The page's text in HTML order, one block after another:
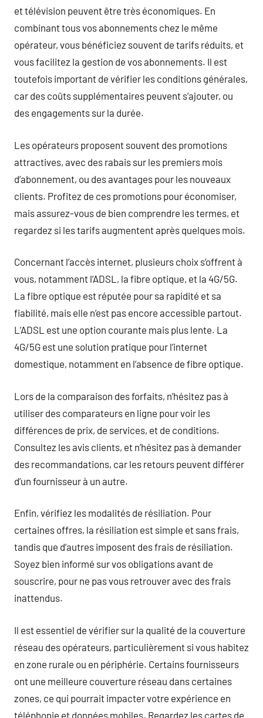
et télévision peuvent être très économiques. En
combinant tous vos abonnements chez le même
opérateur, vous bénéficiez souvent de tarifs réduits, et
vous facilitez la gestion de vos abonnements. Il est
toutefois important de vérifier les conditions générales,
car des coûts supplémentaires peuvent s’ajouter, ou
des engagements sur la durée.
Les opérateurs proposent souvent des promotions
attractives, avec des rabais sur les premiers mois
d’abonnement, ou des avantages pour les nouveaux
clients. Profitez de ces promotions pour économiser,
mais assurez-vous de bien comprendre les termes, et
regardez si les tarifs augmentent après quelques mois.
Concernant l’accès internet, plusieurs choix s’offrent à
vous, notamment l’ADSL, la fibre optique, et la 4G/5G.
La fibre optique est réputée pour sa rapidité et sa
fiabilité, mais elle n’est pas encore accessible partout.
L’ADSL est une option courante mais plus lente. La
4G/5G est une solution pratique pour l’internet
domestique, notamment en l’absence de fibre optique.
Lors de la comparaison des forfaits, n’hésitez pas à
utiliser des comparateurs en ligne pour voir les
différences de prix, de services, et de conditions.
Consultez les avis clients, et n’hésitez pas à demander
des recommandations, car les retours peuvent différer
d’un fournisseur à un autre.
Enfin, vérifiez les modalités de résiliation. Pour
certaines offres, la résiliation est simple et sans frais,
tandis que d’autres imposent des frais de résiliation.
Soyez bien informé sur vos obligations avant de
souscrire, pour ne pas vous retrouver avec des frais
inattendus.
Il est essentiel de vérifier sur la qualité de la couverture
réseau des opérateurs, particulièrement si vous habitez
en zone rurale ou en périphérie. Certains fournisseurs
ont une meilleure couverture réseau dans certaines
zones, ce qui pourrait impacter votre expérience en
téléphonie et données mobiles. Regardez les cartes de